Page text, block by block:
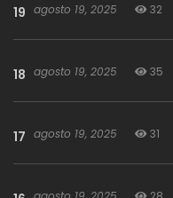
19 agosto 19, 2025 32
18 agosto 19, 2025 35
17 agosto 19, 2025 31